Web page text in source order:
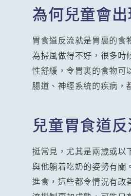
為何兒童會
胃食道反流就是胃裏的食
為掃風做得不好，很多時
性舒緩，令胃裏的食物可
腸道、神經系統的疾病，
兒童胃食道
挺常見，尤其是兩歲或以
與他躺着吃奶的姿勢有關
進食，這些都令情況有改